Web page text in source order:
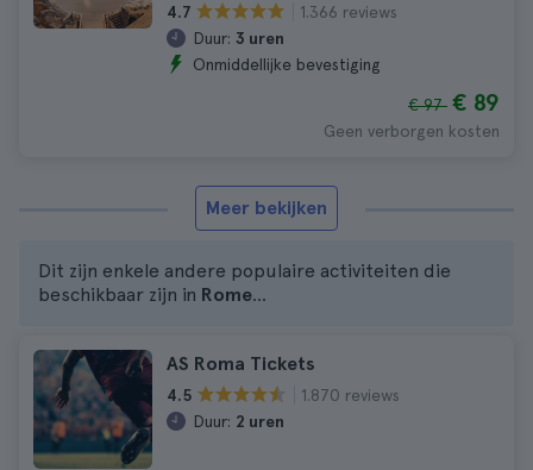
4.7
1.366 reviews
Duur: 3 uren
Onmiddellijke bevestiging
€ 97 € 89
Geen verborgen kosten
Meer bekijken
Dit zijn enkele andere populaire activiteiten die
beschikbaar zijn in Rome...
AS Roma Tickets
4.5
1.870 reviews
Duur: 2 uren